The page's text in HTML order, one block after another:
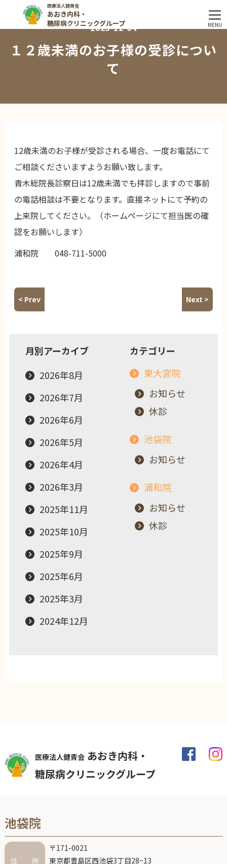
医療法人健青会
あおき内科・
糖尿病クリニックグループ
MENU
2023-12-04
１２歳未満のお子様の受診につい
て
12歳未満のお子様が受診される場合、一度お電話にて
ご相談くださいますようお願い致します。
青木総院長診察日は12歳未満でも拝診しますので事前
の電話相談は不要となります。直接ネットにて予約の
上来院してください。（ホームページにて担当医の確
認をお願いします）
浦和院 048-711-5000
< Prev Next >
月別アーカイブ
2026年8月
2026年7月
2026年6月
2026年5月
2026年4月
2026年3月
2025年11月
2025年10月
2025年9月
2025年6月
2025年3月
2024年12月
カテゴリー
東大宮院
お知らせ
休診
池袋院
お知らせ
浦和院
お知らせ
休診
医療法人健青会あおき内科・
糖尿病クリニックグループ
池袋院
住 所
〒171-0021
東京都豊島区西池袋3丁目28−13